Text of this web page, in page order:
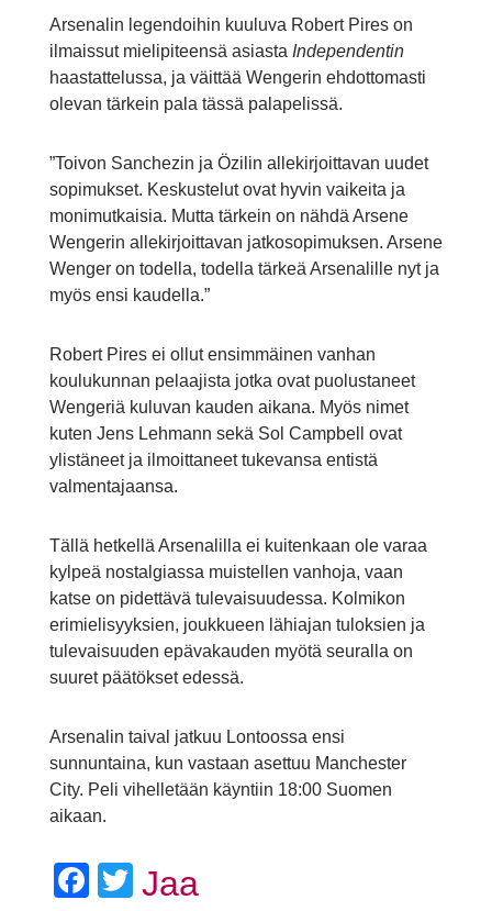
Arsenalin legendoihin kuuluva Robert Pires on
ilmaissut mielipiteensä asiasta Independentin
haastattelussa, ja väittää Wengerin ehdottomasti
olevan tärkein pala tässä palapelissä.
”Toivon Sanchezin ja Özilin allekirjoittavan uudet
sopimukset. Keskustelut ovat hyvin vaikeita ja
monimutkaisia. Mutta tärkein on nähdä Arsene
Wengerin allekirjoittavan jatkosopimuksen. Arsene
Wenger on todella, todella tärkeä Arsenalille nyt ja
myös ensi kaudella.”
Robert Pires ei ollut ensimmäinen vanhan
koulukunnan pelaajista jotka ovat puolustaneet
Wengeriä kuluvan kauden aikana. Myös nimet
kuten Jens Lehmann sekä Sol Campbell ovat
ylistäneet ja ilmoittaneet tukevansa entistä
valmentajaansa.
Tällä hetkellä Arsenalilla ei kuitenkaan ole varaa
kylpeä nostalgiassa muistellen vanhoja, vaan
katse on pidettävä tulevaisuudessa. Kolmikon
erimielisyyksien, joukkueen lähiajan tuloksien ja
tulevaisuuden epävakauden myötä seuralla on
suuret päätökset edessä.
Arsenalin taival jatkuu Lontoossa ensi
sunnuntaina, kun vastaan asettuu Manchester
City. Peli vihelletään käyntiin 18:00 Suomen
aikaan.
Facebook
Twitter
Jaa